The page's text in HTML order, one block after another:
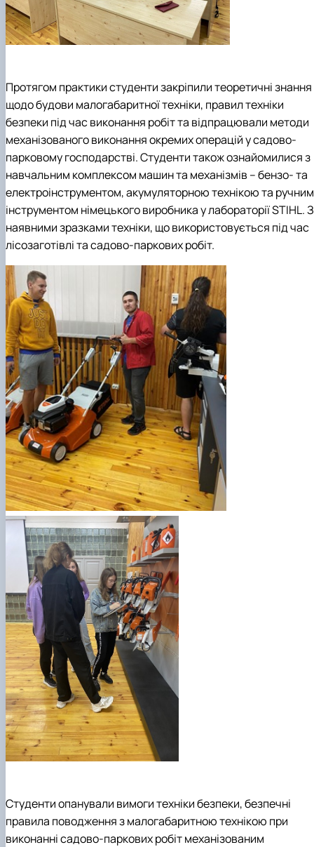
Протягом практики студенти закріпили теоретичні знання
щодо будови малогабаритної техніки, правил техніки
безпеки під час виконання робіт та відпрацювали методи
механізованого виконання окремих операцій у садово-
парковому господарстві. Студенти також ознайомилися з
навчальним комплексом машин та механізмів – бензо- та
електроінструментом, акумуляторною технікою та ручним
інструментом німецького виробника у лабораторії STIHL. З
наявними зразками техніки, що використовується під час
лісозаготівлі та садово-паркових робіт.
Студенти опанували вимоги техніки безпеки, безпечні
правила поводження з малогабаритною технікою при
виконанні садово-паркових робіт механізованим